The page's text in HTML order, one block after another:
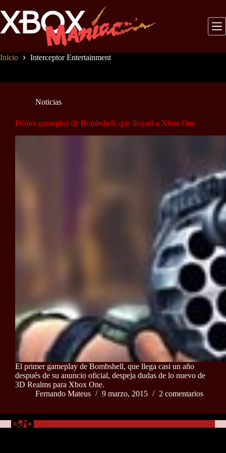
al
contenido
Inicio Interceptor Entertainment
Noticias
Primer gameplay de Bombshell, que llegará a Xbox One
El primer gameplay de Bombshell, que llega casi un año
después de su anuncio oficial, despeja dudas de lo nuevo de
3D Realms para Xbox One.
Fernando Mateus
9 marzo, 2015 2 comentarios